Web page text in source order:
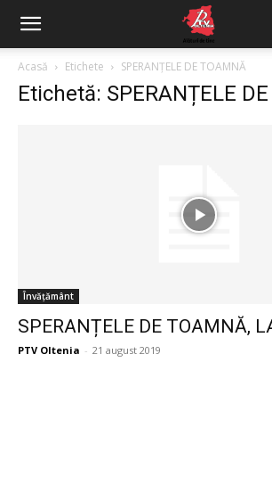
Acasă Etichete SPERANȚELE DE TOAMNĂ
Etichetă: SPERANȚELE
Învățământ
SPERANȚELE DE TOAMNĂ,
PTV Oltenia - 21 august 2019